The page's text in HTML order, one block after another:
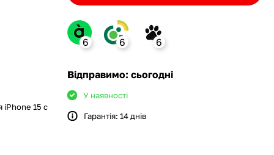
iPhone 15 с
6
картку і створіть
6
частинами.
6
Відправимо: сьогодні
У наявності
Гарантія: 14 днів